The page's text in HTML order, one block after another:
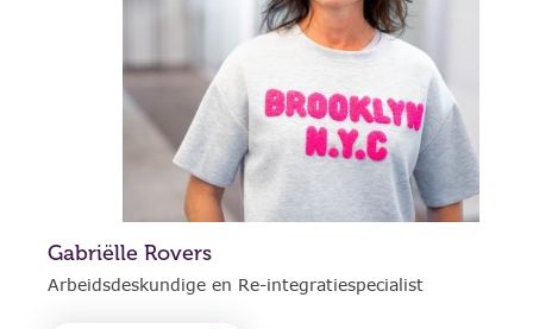
Gabriëlle Rovers
Arbeidsdeskundige en Re-integratiespecialist